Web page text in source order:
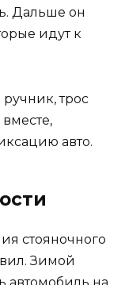
Дальше он
идут к
трос
авто.
стояночного
Зимой
автомобиль на